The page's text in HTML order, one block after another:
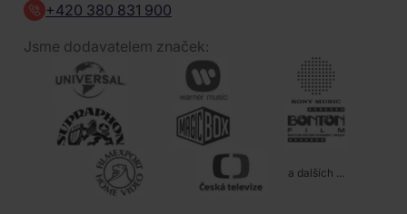
+420 380 831 900
Jsme dodavatelem značek:
a dalších ...